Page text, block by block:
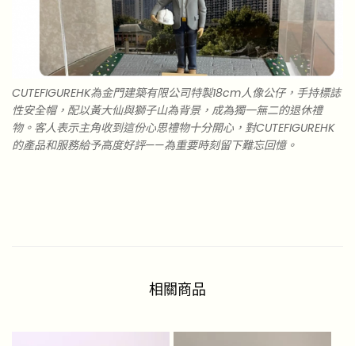
CUTEFIGUREHK為金門建築有限公司特製18cm人像公仔，手持標誌
性安全帽，配以黃大仙與獅子山為背景，成為獨一無二的退休禮
物。客人表示主角收到這份心思禮物十分開心，對CUTEFIGUREHK
的產品和服務給予高度好評——為重要時刻留下難忘回憶。
相關商品